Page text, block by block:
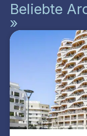
Beliebte
»